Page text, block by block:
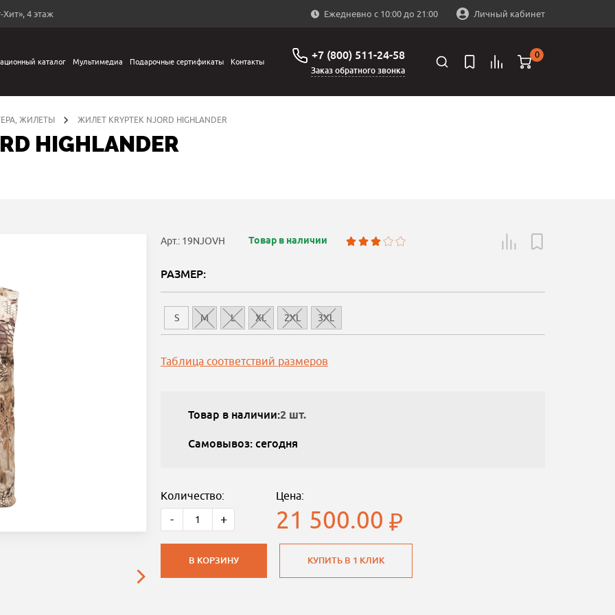
4 этаж Ежедневно с 10:00 до 21:00 Личный кабинет
каталог Мультимедиа Подарочные сертификаты Контакты +7 (800) 511-24-58
Заказ обратного звонка
0
ЖИЛЕТЫ ЖИЛЕТ KRYPTEK NJORD HIGHLANDER
HIGHLANDER
Арт.: 19NJOVH Товар в наличии
РАЗМЕР:
S M L XL 2XL 3XL
Таблица соответствий размеров
Товар в наличии:2 шт.
Самовывоз: сегодня
Количество:
- +
Цена:
21 500.00
В КОРЗИНУ КУПИТЬ В 1 КЛИК